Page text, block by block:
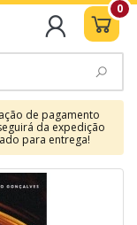
0
de pagamento
da expedição
para entrega!